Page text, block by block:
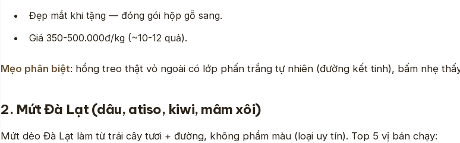
Đẹp mắt khi tặng — đóng gói hộp gỗ sang.
Giá 350-500.000đ/kg (~10-12 quả).
Mẹo phân biệt: hồng treo thật vỏ ngoài có lớp phấn trắng tự nhiên (đường kết tinh), bấm nhẹ
2. Mứt Đà Lạt (dâu, atiso, kiwi, mâm xôi)
Mứt dẻo Đà Lạt làm từ trái cây tươi + đường, không phẩm màu (loại uy tín). Top 5 vị bán chạy: